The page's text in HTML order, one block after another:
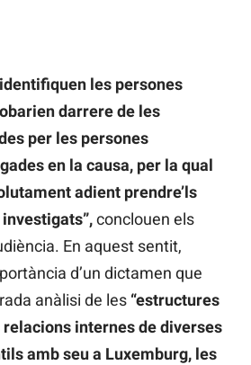
les persones
darrere de les
per les persones
en la causa, per la qual
adient prendre’ls
conclouen els
En aquest sentit,
d’un dictamen que
anàlisi de les “estructures
internes de diverses
amb seu a Luxemburg, les